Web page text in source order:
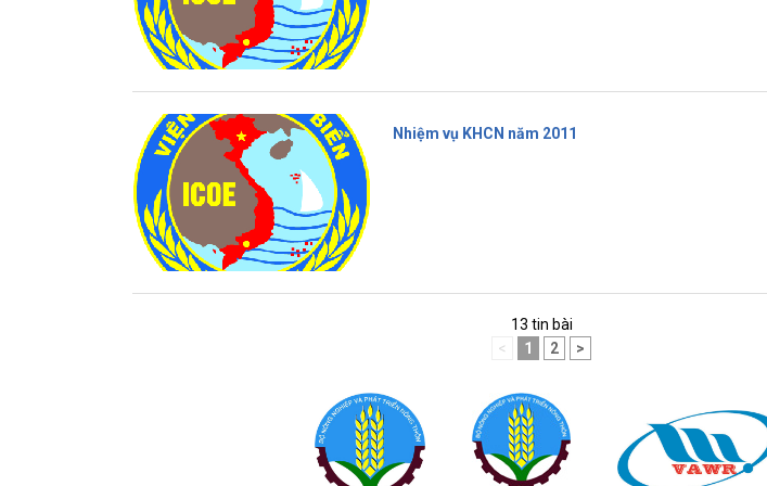
Nhiệm vụ KHCN năm 2011
13 tin bài
<
1 2 >